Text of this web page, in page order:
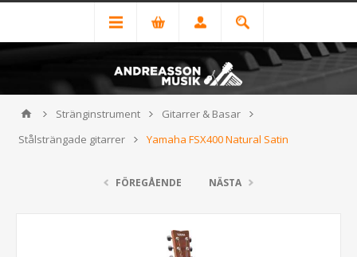
Stränginstrument
Gitarrer & Basar
Stålsträngade gitarrer
Yamaha FSX400 Natural Satin
FÖREGÅENDE NÄSTA